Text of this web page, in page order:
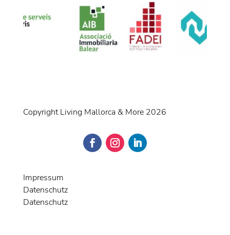
Copyright Living Mallorca & More 2026
Impressum
Datenschutz
Datenschutz